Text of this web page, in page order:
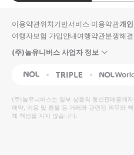
이용약관위치기반서비스 이용약관개
여행자보험 가입안내여행약관분쟁해
(주)놀유니버스 사업자 정보
NOL Triple Interpark
(주)놀유니버스는 일부 상품의 통신판매중개
예약, 이용 및 환불 등 거래와 관련된 의무와
체 책임을 지지 않습니다.